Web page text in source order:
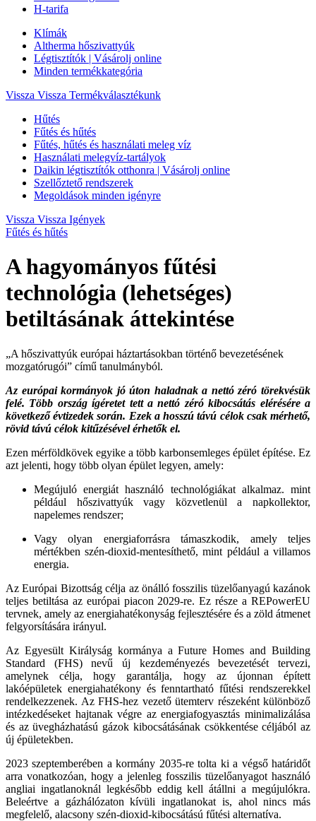
H-tarifa
Klímák
Altherma hőszivattyúk
Légtisztítók | Vásárolj online
Minden termékkategória
Vissza Vissza Termékválasztékunk
Hűtés
Fűtés és hűtés
Fűtés, hűtés és használati meleg víz
Használati melegvíz-tartályok
Daikin légtisztítók otthonra | Vásárolj online
Szellőztető rendszerek
Megoldások minden igényre
Vissza Vissza Igények
Fűtés és hűtés
A hagyományos fűtési
technológia (lehetséges)
betiltásának áttekintése
„A hőszivattyúk európai háztartásokban történő bevezetésének
mozgatórugói” című tanulmányból.
Az európai kormányok jó úton haladnak a nettó zéró törekvésük
felé. Több ország ígéretet tett a nettó zéró kibocsátás elérésére a
következő évtizedek során. Ezek a hosszú távú célok csak mérhető,
rövid távú célok kitűzésével érhetők el.
Ezen mérföldkövek egyike a több karbonsemleges épület építése. Ez
azt jelenti, hogy több olyan épület legyen, amely:
Megújuló energiát használó technológiákat alkalmaz. mint
például hőszivattyúk vagy közvetlenül a napkollektor,
napelemes rendszer;
Vagy olyan energiaforrásra támaszkodik, amely teljes
mértékben szén-dioxid-mentesíthető, mint például a villamos
energia.
Az Európai Bizottság célja az önálló fosszilis tüzelőanyagú kazánok
teljes betiltása az európai piacon 2029-re. Ez része a REPowerEU
tervnek, amely az energiahatékonyság fejlesztésére és a zöld átmenet
felgyorsítására irányul.
Az Egyesült Királyság kormánya a Future Homes and Building
Standard (FHS) nevű új kezdeményezés bevezetését tervezi,
amelynek célja, hogy garantálja, hogy az újonnan épített
lakóépületek energiahatékony és fenntartható fűtési rendszerekkel
rendelkezzenek. Az FHS-hez vezető ütemterv részeként különböző
intézkedéseket hajtanak végre az energiafogyasztás minimalizálása
és az üvegházhatású gázok kibocsátásának csökkentése céljából az
új épületekben.
2023 szeptemberében a kormány 2035-re tolta ki a végső határidőt
arra vonatkozóan, hogy a jelenleg fosszilis tüzelőanyagot használó
angliai ingatlanoknál legkésőbb eddig kell átállni a megújulókra.
Beleértve a gázhálózaton kívüli ingatlanokat is, ahol nincs más
megfelelő, alacsony szén-dioxid-kibocsátású fűtési alternatíva.